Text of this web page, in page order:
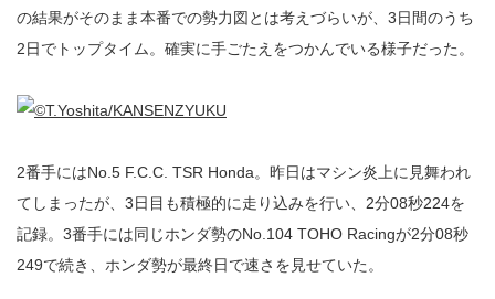
の結果がそのまま本番での勢力図とは考えづらいが、3日間のうち
2日でトップタイム。確実に手ごたえをつかんでいる様子だった。
2番手にはNo.5 F.C.C. TSR Honda。昨日はマシン炎上に見舞われ
てしまったが、3日目も積極的に走り込みを行い、2分08秒224を
記録。3番手には同じホンダ勢のNo.104 TOHO Racingが2分08秒
249で続き、ホンダ勢が最終日で速さを見せていた。